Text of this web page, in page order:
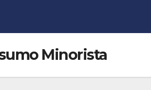
Minorista